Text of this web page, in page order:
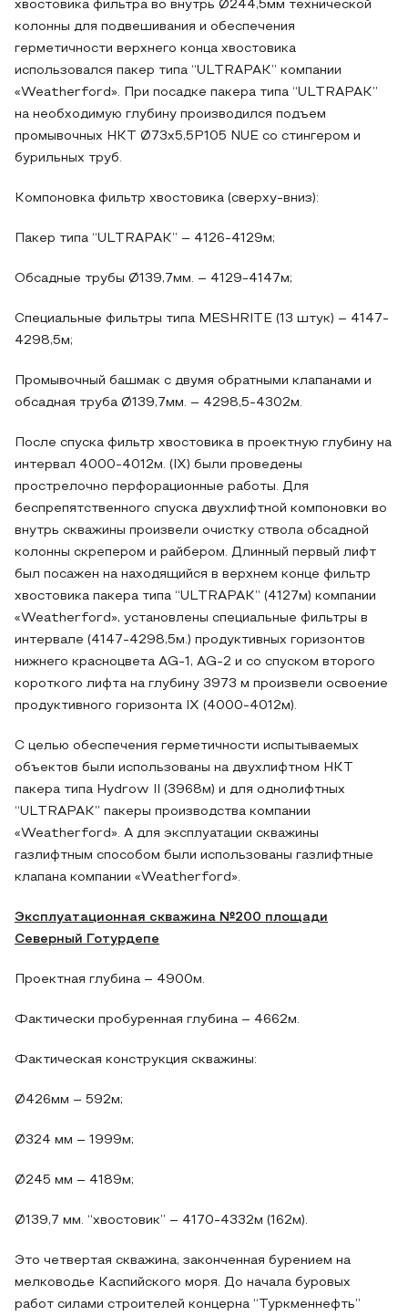
хвостовика фильтра во внутрь Ø244,5мм технической
колонны для подвешивания и обеспечения
герметичности верхнего конца хвостовика
использовался пакер типа “ULTRAPAK” компании
«Weatherford». При посадке пакера типа “ULTRAPAK”
на необходимую глубину производился подъем
промывочных НКТ Ø73х5,5Р105 NUE со стингером и
бурильных труб.
Компоновка фильтр хвостовика (сверху-вниз):
Пакер типа “ULTRAPAK” – 4126-4129м;
Обсадные трубы Ø139,7мм. – 4129-4147м;
Специальные фильтры типа MESHRITE (13 штук) – 4147-
4298,5м;
Промывочный башмак с двумя обратными клапанами и
обсадная труба Ø139,7мм. – 4298,5-4302м.
После спуска фильтр хвостовика в проектную глубину на
интервал 4000-4012м. (IX) были проведены
прострелочно перфорационные работы. Для
беспрепятственного спуска двухлифтной компоновки во
внутрь скважины произвели очистку ствола обсадной
колонны скрепером и райбером. Длинный первый лифт
был посажен на находящийся в верхнем конце фильтр
хвостовика пакера типа “ULTRAPAK” (4127м) компании
«Weatherford», установлены специальные фильтры в
интервале (4147-4298,5м.) продуктивных горизонтов
нижнего красноцвета AG-1, AG-2 и со спуском второго
короткого лифта на глубину 3973 м произвели освоение
продуктивного горизонта IX (4000-4012м).
С целью обеспечения герметичности испытываемых
объектов были использованы на двухлифтном НКТ
пакера типа Hydrow II (3968м) и для однолифтных
“ULTRAPAK” пакеры производства компании
«Weatherford». А для эксплуатации скважины
газлифтным способом были использованы газлифтные
клапана компании «Weatherford».
Эксплуатационная скважина №200 площади
Северный Готурдепе
Проектная глубина – 4900м.
Фактически пробуренная глубина – 4662м.
Фактическая конструкция скважины:
Ø426мм – 592м;
Ø324 мм – 1999м;
Ø245 мм – 4189м;
Ø139,7 мм. “хвостовик” – 4170-4332м (162м).
Это четвертая скважина, законченная бурением на
мелководье Каспийского моря. До начала буровых
работ силами строителей концерна “Туркменнефть”